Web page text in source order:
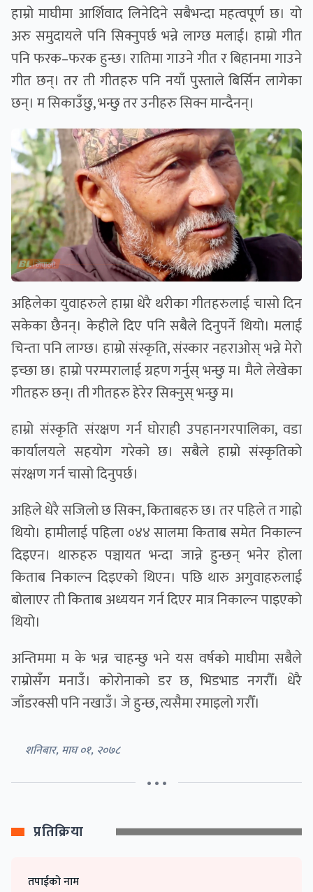
हाम्रो माघीमा आर्शिवाद लिनेदिने सबैभन्दा महत्वपूर्ण छ। यो
अरु समुदायले पनि सिक्नुपर्छ भन्ने लाग्छ मलाई। हाम्रो गीत
पनि फरक–फरक हुन्छ। रातिमा गाउने गीत र बिहानमा गाउने
गीत छन्। तर ती गीतहरु पनि नयाँ पुस्ताले बिर्सिन लागेका
छन्। म सिकाउँछु, भन्छु तर उनीहरु सिक्न मान्दैनन्।
अहिलेका युवाहरुले हाम्रा धेरै थरीका गीतहरुलाई चासो दिन
सकेका छैनन्। केहीले दिए पनि सबैले दिनुपर्ने थियो। मलाई
चिन्ता पनि लाग्छ। हाम्रो संस्कृति, संस्कार नहराओस् भन्ने मेरो
इच्छा छ। हाम्रो परम्परालाई ग्रहण गर्नुस् भन्छु म। मैले लेखेका
गीतहरु छन्। ती गीतहरु हेरेर सिक्नुस् भन्छु म।
हाम्रो संस्कृति संरक्षण गर्न घोराही उपहानगरपालिका, वडा
कार्यालयले सहयोग गरेको छ। सबैले हाम्रो संस्कृतिको
संरक्षण गर्न चासो दिनुपर्छ।
अहिले धेरै सजिलो छ सिक्न, किताबहरु छ। तर पहिले त गाह्रो
थियो। हामीलाई पहिला ०४४ सालमा किताब समेत निकाल्न
दिइएन। थारुहरु पञ्चायत भन्दा जान्ने हुन्छन् भनेर होला
किताब निकाल्न दिइएको थिएन। पछि थारु अगुवाहरुलाई
बोलाएर ती किताब अध्ययन गर्न दिएर मात्र निकाल्न पाइएको
थियो।
अन्तिममा म के भन्न चाहन्छु भने यस वर्षको माघीमा सबैले
राम्रोसँग मनाउँ। कोरोनाको डर छ, भिडभाड नगरौँ। धेरै
जाँडरक्सी पनि नखाउँ। जे हुन्छ, त्यसैमा रमाइलो गरौँ।
शनिबार, माघ ०१, २०७८
• • •
प्रतिक्रिया
तपाईको नाम